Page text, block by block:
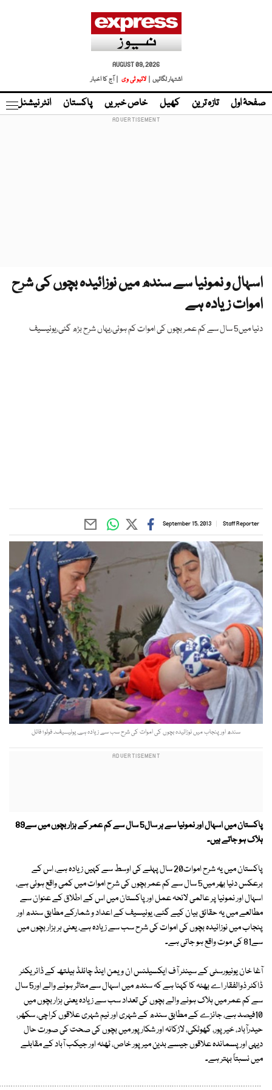
AUGUST 09, 2026
اشتہار لگائیں |
لائیو ٹی وی | آج کا اخبار
صفحۂ اول تازہ ترین کھیل خاص خبریں پاکستان انٹر نیشنل
اسہال و نمونیا سے سندھ میں نوزائیدہ بچوں کی شرح
اموات زیادہ ہے
دنیا میں5 سال سے کم عمر بچوں کی اموات کم ہوئی،یہاں شرح بڑھ گئی،یونیسیف
Staff Reporter
September 15, 2013
سندھ اور پنجاب میں نوزائیدہ بچوں کی اموات کی شرح سب سے زیادہ ہے, یونیسیف۔ فوٹو؛ فائل
پاکستان میں اسہال اور نمونیا سے ہر سال5 سال سے کم عمر کے ہزار بچوں میں سے89
ہلاک ہو جاتے ہیں۔
پاکستان میں یہ شرح اموات20 سال پہلے کی اوسط سے کہیں زیادہ ہے، اس کے
برعکس دنیا بھر میں5 سال سے کم عمر بچوں کی شرح اموات میں کمی واقع ہوئی ہے،
اسہال اور نمونیا پر عالمی لائحہ عمل اور پاکستان میں اس کے اطلاق کے عنوان سے
مطالعے میں یہ حقائق بیان کیے گئے، یونیسیف کے اعداد و شمارکے مطابق سندھ اور
پنجاب میں نوزائیدہ بچوں کی اموات کی شرح سب سے زیادہ ہے، یعنی ہر ہزار بچوں میں
سے81 کی موت واقع ہو جاتی ہے۔
آغا خان یونیورسٹی کے سینٹر آف ایکسیلنس ان ویمن اینڈ چائلڈ ہیلتھ کے ڈائریکٹر
ڈاکٹر ذوالفقار اے بھٹہ کا کہنا ہے کہ سندھ میں اسہال سے متاثر ہونے والے اور5 سال
سے کم عمر میں ہلاک ہونے والے بچوں کی تعداد سب سے زیادہ یعنی ہزار بچوں میں
10فیصد ہے، جائزے کے مطابق سندھ کے شہری اور نیم شہری علاقوں کراچی، سکھر،
حیدرآباد، خیر پور، گھوٹکی، لاڑکانہ اور شکارپور میں بچوں کی صحت کی صورت حال
دیہی اور پسماندہ علاقوں جیسے بدین میر پور خاص، ٹھٹہ اور جیکب آباد کے مقابلے
میں نسبتاً بہتر ہے۔